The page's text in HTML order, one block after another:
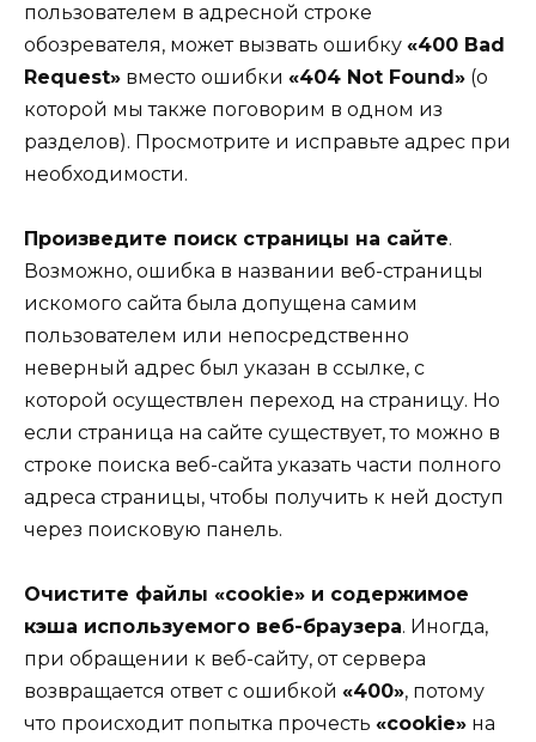
пользователем в адресной строке
обозревателя, может вызвать ошибку «400 Bad
Request» вместо ошибки «404 Not Found» (о
которой мы также поговорим в одном из
разделов). Просмотрите и исправьте адрес при
необходимости.
Произведите поиск страницы на сайте.
Возможно, ошибка в названии веб-страницы
искомого сайта была допущена самим
пользователем или непосредственно
неверный адрес был указан в ссылке, с
которой осуществлен переход на страницу. Но
если страница на сайте существует, то можно в
строке поиска веб-сайта указать части полного
адреса страницы, чтобы получить к ней доступ
через поисковую панель.
Очистите файлы «cookie» и содержимое
кэша используемого веб-браузера. Иногда,
при обращении к веб-сайту, от сервера
возвращается ответ с ошибкой «400», потому
что происходит попытка прочесть «cookie» на